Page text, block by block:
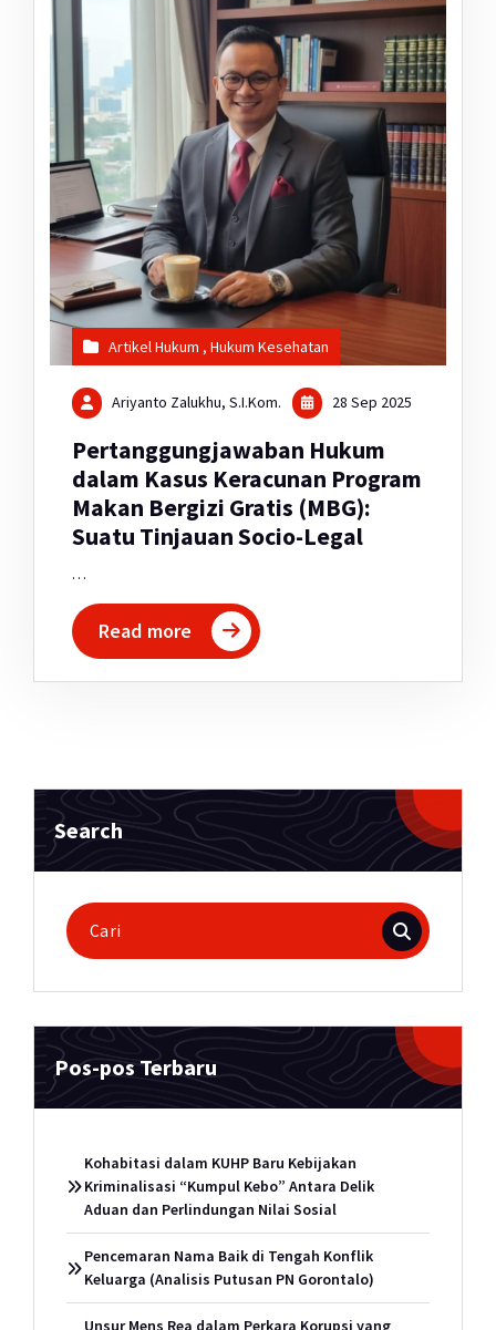
Artikel Hukum , Hukum Kesehatan
Ariyanto Zalukhu, S.I.Kom. 28 Sep 2025
Pertanggungjawaban Hukum
dalam Kasus Keracunan Program
Makan Bergizi Gratis (MBG):
Suatu Tinjauan Socio-Legal
…
Read more
Search
Pencarian
untuk:
Pos-pos Terbaru
Kohabitasi dalam KUHP Baru Kebijakan
Kriminalisasi “Kumpul Kebo” Antara Delik
Aduan dan Perlindungan Nilai Sosial
Pencemaran Nama Baik di Tengah Konflik
Keluarga (Analisis Putusan PN Gorontalo)
Unsur Mens Rea dalam Perkara Korupsi yang